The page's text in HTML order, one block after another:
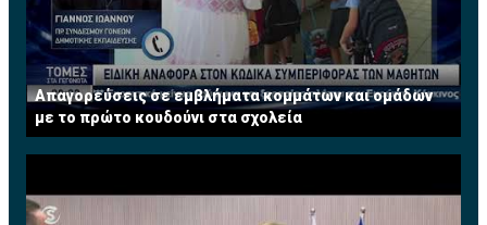
Απαγορεύσεις σε εμβλήματα κομμάτων και ομάδων
με το πρώτο κουδούνι στα σχολεία